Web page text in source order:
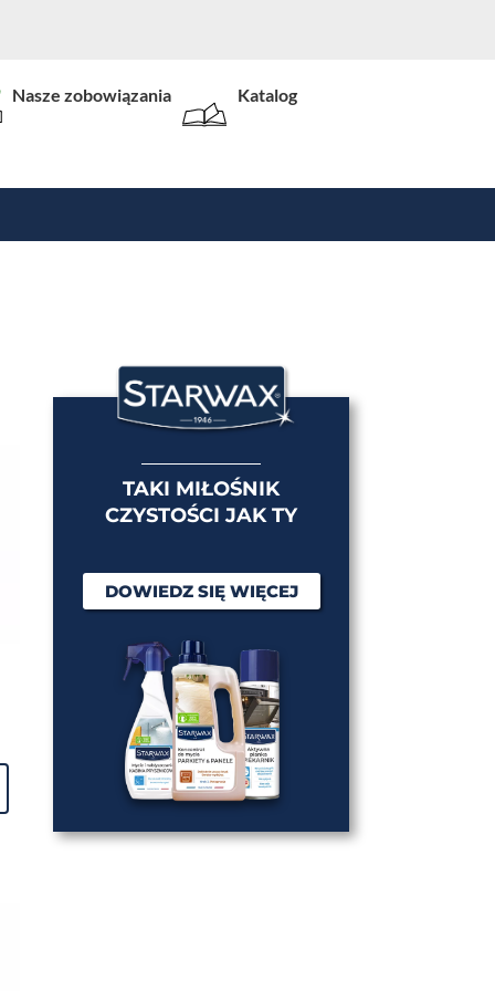
Nasze zobowiązania Katalog
TAKI MIŁOŚNIK
CZYSTOŚCI JAK TY
DOWIEDZ SIĘ WIĘCEJ